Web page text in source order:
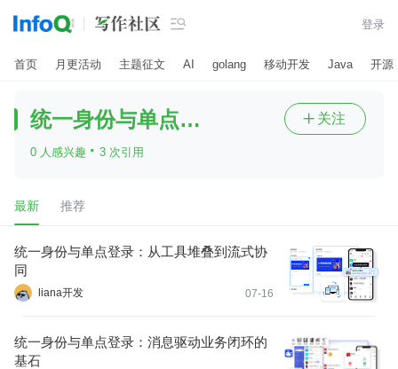
 登录
首页 月更活动 主题征文 AI golang 移动开发 Java 开源
统一身份与单点登录
0 人感兴趣 · 3 次引用
 关注
最新 推荐
统一身份与单点登录：从工具堆叠到流式协
同
liana开发 07-16
统一身份与单点登录：消息驱动业务闭环的
基石